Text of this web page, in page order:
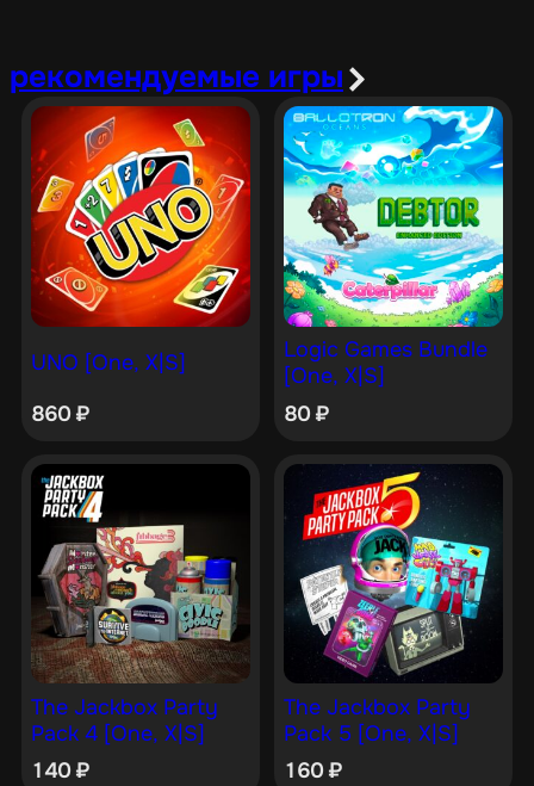
рекомендуемые игры
UNO [One, X|S]
860₽
Logic Games Bundle
[One, X|S]
80₽
The Jackbox Party
Pack 4 [One, X|S]
140₽
The Jackbox Party
Pack 5 [One, X|S]
160₽